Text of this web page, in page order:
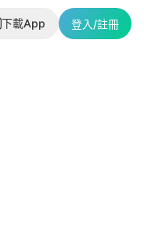
下載App 登入/註冊